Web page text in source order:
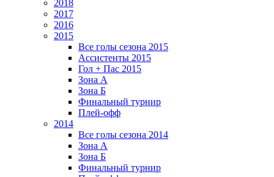
2018
2017
2016
2015
Все голы сезона 2015
Ассистенты 2015
Гол + Пас 2015
Зона А
Зона Б
Финальный турнир
Плей-офф
2014
Все голы сезона 2014
Зона А
Зона Б
Финальный турнир